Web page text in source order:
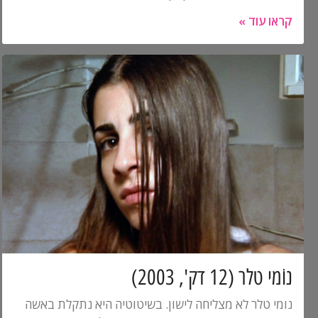
קראו עוד »
נוֹמי טלר (12 דק', 2003)
נומי טלר לא מצליחה לישון. בשיטוטיה היא נתקלת באשה